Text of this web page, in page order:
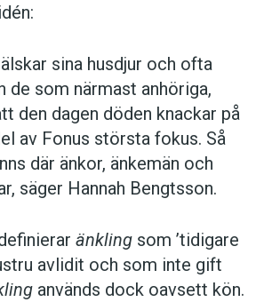
sina husdjur och ofta
de som närmast anhöriga,
den dagen döden knackar på
av Fonus största fokus. Så
där änkor, änkemän och
säger Hannah Bengtsson.
änkling som ’tidigare
av­lidit och som inte gift
används dock oavsett kön.